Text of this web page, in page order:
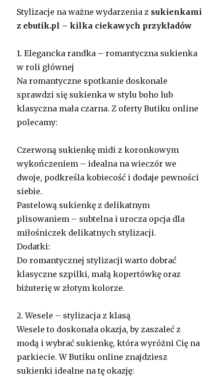
Stylizacje na ważne wydarzenia z sukienkami
z ebutik.pl – kilka ciekawych przykładów
1. Elegancka randka – romantyczna sukienka
w roli głównej
Na romantyczne spotkanie doskonale
sprawdzi się sukienka w stylu boho lub
klasyczna mała czarna. Z oferty Butiku online
polecamy:
Czerwoną sukienkę midi z koronkowym
wykończeniem – idealna na wieczór we
dwoje, podkreśla kobiecość i dodaje pewności
siebie.
Pastelową sukienkę z delikatnym
plisowaniem – subtelna i urocza opcja dla
miłośniczek delikatnych stylizacji.
Dodatki:
Do romantycznej stylizacji warto dobrać
klasyczne szpilki, małą kopertówkę oraz
biżuterię w złotym kolorze.
2. Wesele – stylizacja z klasą
Wesele to doskonała okazja, by zaszaleć z
modą i wybrać sukienkę, która wyróżni Cię na
parkiecie. W Butiku online znajdziesz
sukienki idealne na tę okazję: